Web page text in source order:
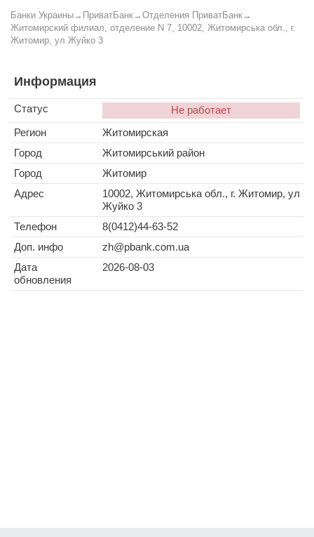
Банки Украины→ ПриватБанк→ Отделения ПриватБанк→
Житомирский филиал, отделение N 7, 10002, Житомирська обл., г.
Житомир, ул Жуйко 3
Информация
Статус
Не работает
Регион
Житомирская
Город
Житомирський район
Город
Житомир
Адрес
10002, Житомирська обл., г. Житомир, ул
Жуйко 3
Телефон
8(0412)44-63-52
Доп. инфо
zh@pbank.com.ua
Дата
обновления
2026-08-03